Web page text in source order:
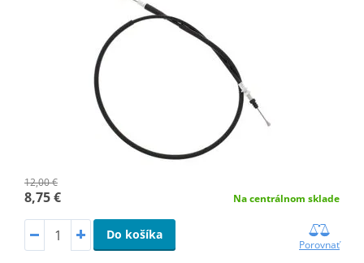
12,00 €
8,75 € Na centrálnom sklade
Do košíka
Porovnať